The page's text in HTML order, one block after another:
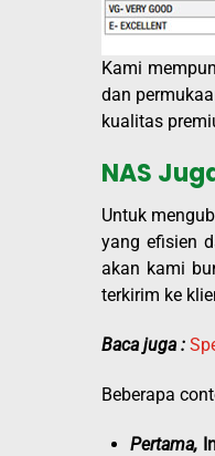
Kami
dan
kualitas
NAS
Untuk
yang efisien
akan kami
terkirim ke
Baca juga :
Beberapa
Pertama,